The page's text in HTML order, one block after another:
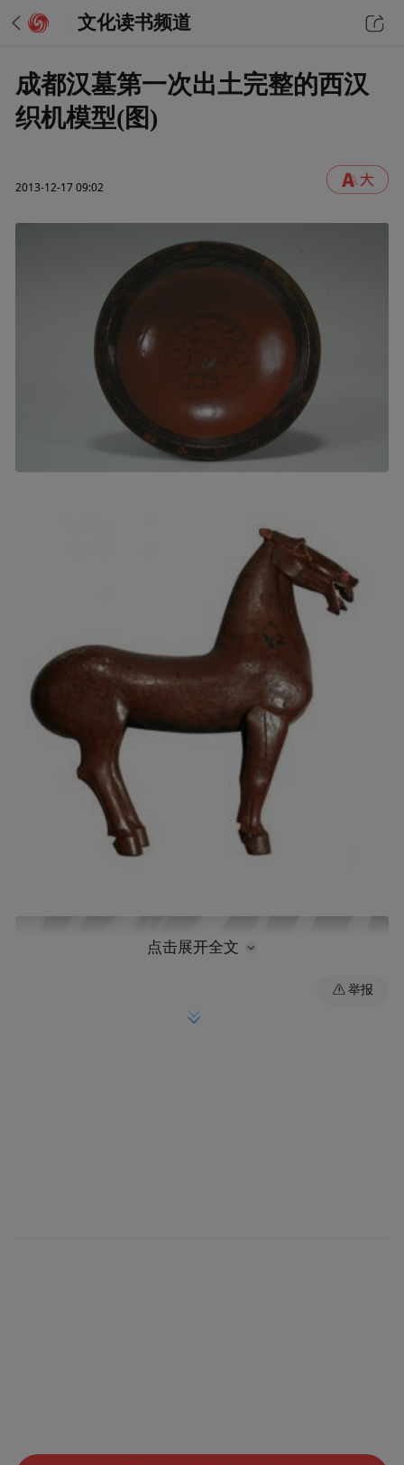
文化读书频道
成都汉墓第一次出土完整的西汉
织机模型(图)
2013-12-17 09:02
点击展开全文
举报